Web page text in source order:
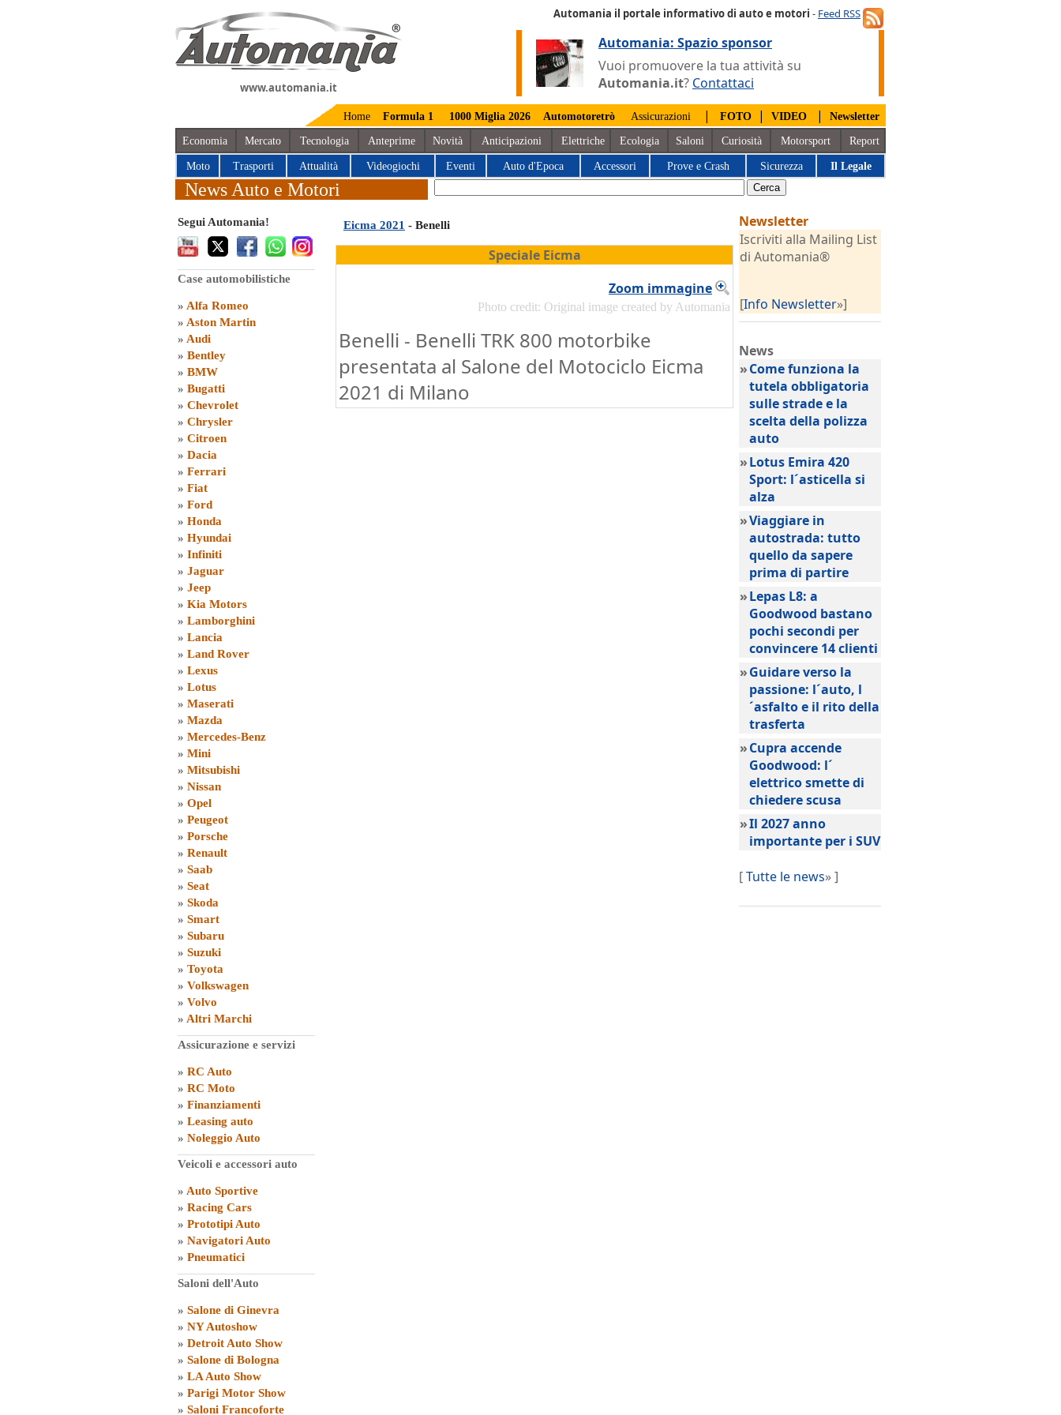
www.automania.it
Automania il portale informativo di auto e motori - Feed RSS
Automania: Spazio sponsor
Vuoi promuovere la tua attività su
Automania.it? Contattaci
Home Formula 1 1000 Miglia 2026 Automotoretrò Assicurazioni | FOTO | VIDEO | Newsletter
Economia Mercato Tecnologia Anteprime Novità Anticipazioni Elettriche Ecologia Saloni Curiosità Motorsport Report
Moto Trasporti Attualità Videogiochi Eventi Auto d'Epoca Accessori Prove e Crash Sicurezza Il Legale
News Auto e Motori
Segui Automania!
Case automobilistiche
» Alfa Romeo
» Aston Martin
» Audi
» Bentley
» BMW
» Bugatti
» Chevrolet
» Chrysler
» Citroen
» Dacia
» Ferrari
» Fiat
» Ford
» Honda
» Hyundai
» Infiniti
» Jaguar
» Jeep
» Kia Motors
» Lamborghini
» Lancia
» Land Rover
» Lexus
» Lotus
» Maserati
» Mazda
» Mercedes-Benz
» Mini
» Mitsubishi
» Nissan
» Opel
» Peugeot
» Porsche
» Renault
» Saab
» Seat
» Skoda
» Smart
» Subaru
» Suzuki
» Toyota
» Volkswagen
» Volvo
» Altri Marchi
Assicurazione e servizi
» RC Auto
» RC Moto
» Finanziamenti
» Leasing auto
» Noleggio Auto
Veicoli e accessori auto
» Auto Sportive
» Racing Cars
» Prototipi Auto
» Navigatori Auto
» Pneumatici
Saloni dell'Auto
» Salone di Ginevra
» NY Autoshow
» Detroit Auto Show
» Salone di Bologna
» LA Auto Show
» Parigi Motor Show
» Saloni Francoforte
Eicma 2021 - Benelli
Speciale Eicma
Zoom immagine
Photo credit: Original image created by Automania
Benelli - Benelli TRK 800 motorbike
presentata al Salone del Motociclo Eicma
2021 di Milano
Newsletter
Iscriviti alla Mailing List
di Automania®
[Info Newsletter»]
News
»Come funziona la
tutela obbligatoria
sulle strade e la
scelta della polizza
auto
»Lotus Emira 420
Sport: l´asticella si
alza
»Viaggiare in
autostrada: tutto
quello da sapere
prima di partire
»Lepas L8: a
Goodwood bastano
pochi secondi per
convincere 14 clienti
»Guidare verso la
passione: l´auto, l
´asfalto e il rito della
trasferta
»Cupra accende
Goodwood: l´
elettrico smette di
chiedere scusa
»Il 2027 anno
importante per i SUV
[Tutte le news» ]